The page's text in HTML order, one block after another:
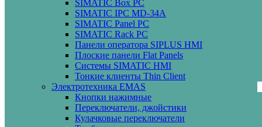
SIMATIC Box PC
SIMATIC IPC MD-34A
SIMATIC Panel PС
SIMATIC Rack PC
Панели оператора SIPLUS HMI
Плоские панели Flat Panels
Системы SIMATIC HMI
Тонкие клиенты Thin Client
Электротехника EMAS
Кнопки нажимные
Переключатели, джойстики
Кулачковые переключатели